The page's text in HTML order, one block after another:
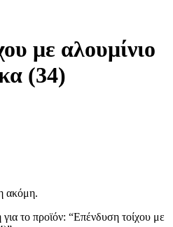
με αλουμίνιο
(34)
ακόμη.
το προϊόν: “Επένδυση τοίχου με